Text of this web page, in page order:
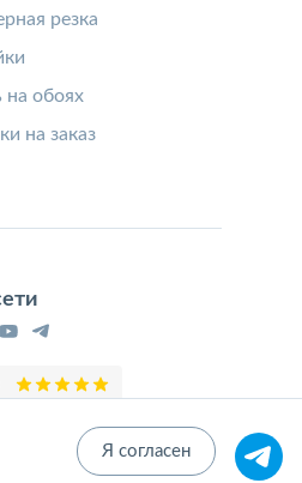
резка
на обоях
на заказ
Я согласен